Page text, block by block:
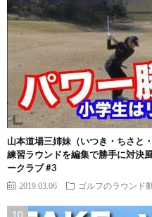
山本道場三姉妹（いつき・ちさと
練習ラウンドを編集で勝手に対決
ークラブ #3
2019.03.06 ゴルフのラウンド